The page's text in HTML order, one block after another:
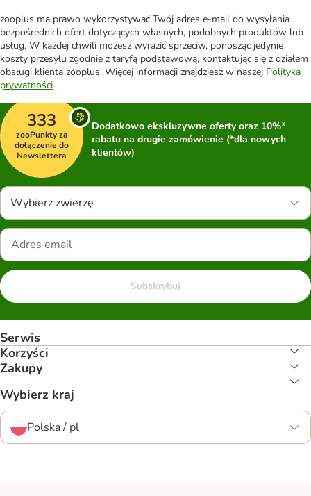
zooplus ma prawo wykorzystywać Twój adres e-mail do wysyłania
bezpośrednich ofert dotyczących własnych, podobnych produktów lub
usług. W każdej chwili możesz wyrazić sprzeciw, ponosząc jedynie
koszty przesyłu zgodnie z taryfą podstawową, kontaktując się z działem
obsługi klienta zooplus. Więcej informacji znajdziesz w naszej Polityka
prywatności
333
zooPunkty za
dołączenie do
Newslettera
Dodatkowo ekskluzywne oferty oraz 10%*
rabatu na drugie zamówienie (*dla nowych
klientów)
Wybierz zwierzę
Subskrybuj
Serwis
Korzyści
Zakupy
Wybierz kraj
Polska / pl